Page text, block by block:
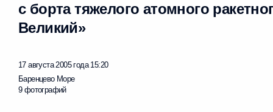
с борта тяжелого атомного
Великий»
17 августа 2005 года 15:20
Баренцево Море
9 фотографий